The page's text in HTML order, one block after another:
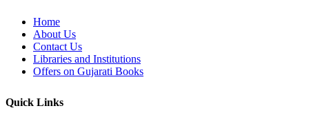
Home
About Us
Contact Us
Libraries and Institutions
Offers on Gujarati Books
Quick Links